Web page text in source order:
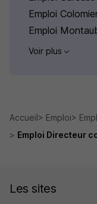
Emploi
Emploi
Voir plus
Accueil Emploi
Emploi Directeur
Les sites